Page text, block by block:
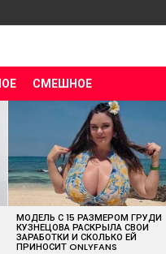
СМЕШНОЕ
МОДЕЛЬ С 15 РАЗМЕРОМ ГРУДИ
КУЗНЕЦОВА РАСКРЫЛА СВОИ
ЗАРАБОТКИ И СКОЛЬКО ЕЙ
ПРИНОСИТ ONLYFANS